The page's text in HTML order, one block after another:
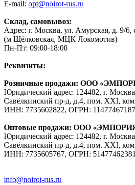
E-mail: opt@noirot-rus.ru
Склад, самовывоз:
Адрес: г. Москва, ул. Амурская, д. 9/6,
(м Щёлковская, МЦК Локомотив)
Пн-Пт: 09:00-18:00
Реквизиты:
Розничные продажи: ООО
Юридический адрес: 124482, г.
Савёлкинский пр-д, д.4, пом. XXI,
ИНН: 7735602822, ОГРН:
Оптовые продажи: ООО
Юридический адрес: 124482, г.
Савёлкинский пр-д, д.4, пом. XXI,
ИНН: 7735605767, ОГРН:
info@noirot-rus.ru